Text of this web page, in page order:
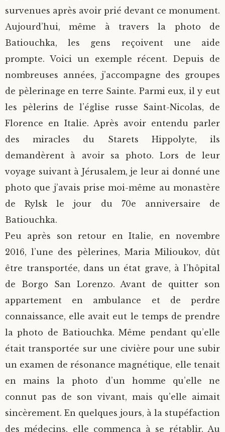
survenues après avoir prié devant ce monument.
Aujourd’hui, même à travers la photo de
Batiouchka, les gens reçoivent une aide
prompte. Voici un exemple récent. Depuis de
nombreuses années, j’accompagne des groupes
de pèlerinage en terre Sainte. Parmi eux, il y eut
les pèlerins de l’église russe Saint-Nicolas, de
Florence en Italie. Après avoir entendu parler
des miracles du Starets Hippolyte, ils
demandèrent à avoir sa photo. Lors de leur
voyage suivant à Jérusalem, je leur ai donné une
photo que j’avais prise moi-même au monastère
de Rylsk le jour du 70e anniversaire de
Batiouchka.
Peu après son retour en Italie, en novembre
2016, l’une des pèlerines, Maria Milioukov, dût
être transportée, dans un état grave, à l’hôpital
de Borgo San Lorenzo. Avant de quitter son
appartement en ambulance et de perdre
connaissance, elle avait eut le temps de prendre
la photo de Batiouchka. Même pendant qu’elle
était transportée sur une civière pour une subir
un examen de résonance magnétique, elle tenait
en mains la photo d’un homme qu’elle ne
connut pas de son vivant, mais qu’elle aimait
sincèrement. En quelques jours, à la stupéfaction
des médecins, elle commença à se rétablir. Au